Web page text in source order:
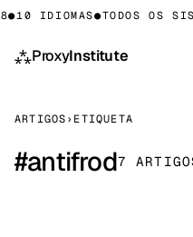
●10 IDIOMAS●TODOS OS
⁂ProxyInstitute
ARTIGOS › ETIQUETA
#antifrod7